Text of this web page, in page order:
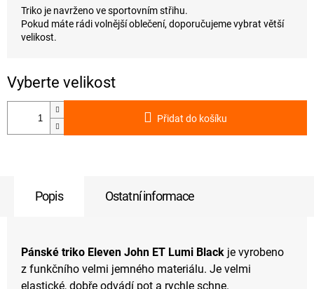
Triko je navrženo ve sportovním střihu.
Pokud máte rádi volnější oblečení, doporučujeme vybrat větší
velikost.
Přidat do košíku
Popis Ostatní informace
Pánské triko Eleven John ET Lumi Black je vyrobeno
z funkčního velmi jemného materiálu. Je velmi
elastické, dobře odvádí pot a rychle schne.